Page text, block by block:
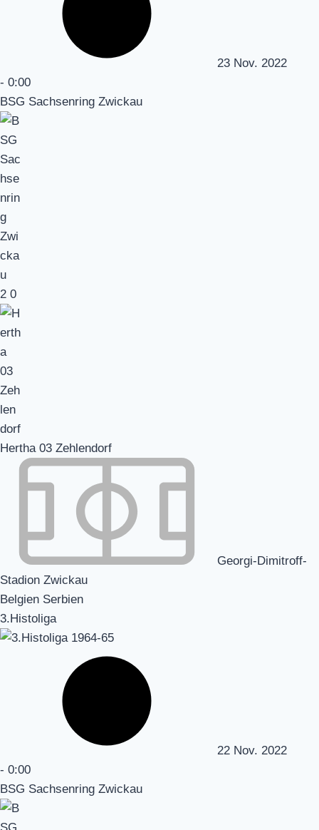
23 Nov. 2022
- 0:00
BSG Sachsenring Zwickau
2 0
Hertha 03 Zehlendorf
Georgi-Dimitroff-
Stadion Zwickau
Belgien Serbien
3.Histoliga
22 Nov. 2022
- 0:00
BSG Sachsenring Zwickau